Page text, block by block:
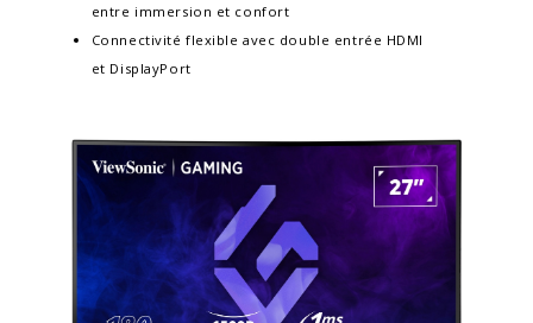
entre immersion et confort
Connectivité flexible avec double entrée HDMI
et DisplayPort